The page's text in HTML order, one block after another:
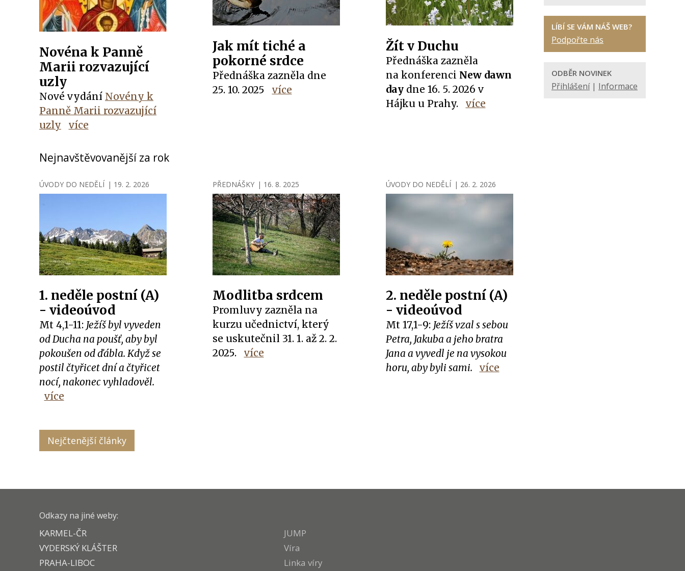
Novéna k Panně
Marii rozvazující
uzly
Nové vydání Novény k
Panně Marii rozvazující
uzly
více
Jak mít tiché a
pokorné srdce
Přednáška zazněla dne
25. 10. 2025
více
Žít v Duchu
Přednáška zazněla
na konferenci New dawn
day dne 16. 5. 2026 v
Hájku u Prahy.
více
Nejnavštěvovanější za rok
ÚVODY DO NEDĚLÍ | 19. 2. 2026
1. neděle postní (A)
- videoúvod
Mt 4,1-11: Ježíš byl vyveden
od Ducha na poušť, aby byl
pokoušen od ďábla. Když se
postil čtyřicet dní a čtyřicet
nocí, nakonec vyhladověl.
více
PŘEDNÁŠKY | 16. 8. 2025
Modlitba srdcem
Promluvy zazněla na
kurzu učednictví, který
se uskutečnil 31. 1. až 2. 2.
2025.
více
ÚVODY DO NEDĚLÍ | 26. 2. 2026
2. neděle postní (A)
- videoúvod
Mt 17,1-9: Ježíš vzal s sebou
Petra, Jakuba a jeho bratra
Jana a vyvedl je na vysokou
horu, aby byli sami.
více
Nejčtenější články
LÍBÍ SE VÁM NÁŠ WEB?
Podpořte nás
ODBĚR NOVINEK
Přihlášení| Informace
Odkazy na jiné weby:
KARMEL-ČR
VYDERSKÝ KLÁŠTER
PRAHA-LIBOC
JUMP
Víra
Linka víry